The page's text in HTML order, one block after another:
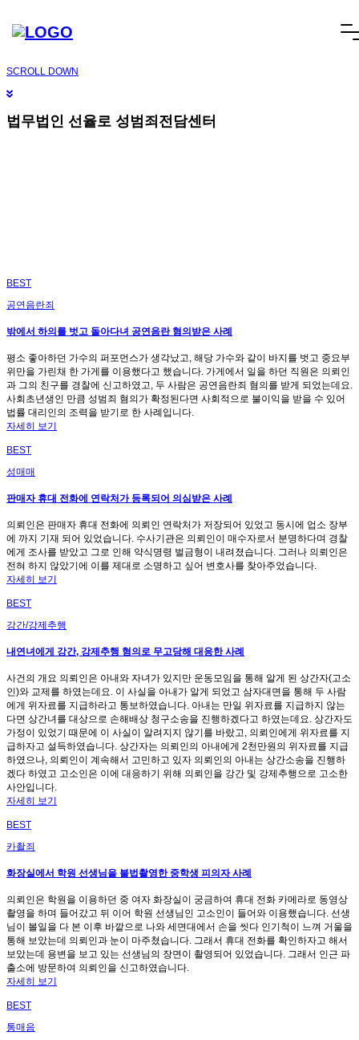
오늘 그만 볼래요
메
건
너
뛰
SCROLL DOWN
법무법인 선율로 성범죄전담센터
BEST
공연음란죄
밖에서 하의를 벗고 돌아다녀 공연음란 혐의받은 사례
평소 좋아하던 가수의 퍼포먼스가 생각났고, 해당 가수와 같이 바지를 벗고 중요부
위만을 가린채 한 가게를 이용했다고 했습니다. 가게에서 일을 하던 직원은 의뢰인
과 그의 친구를 경찰에 신고하였고, 두 사람은 공연음란죄 혐의를 받게 되었는데요.
사회초년생인 만큼 성범죄 혐의가 확정된다면 사회적으로 불이익을 받을 수 있어
법률 대리인의 조력을 받기로 한 사례입니다.
자세히 보기
BEST
성매매
판매자 휴대 전화에 연락처가 등록되어 의심받은 사례
의뢰인은 판매자 휴대 전화에 의뢰인 연락처가 저장되어 있었고 동시에 업소 장부
에 까지 기재 되어 있었습니다. 수사기관은 의뢰인이 매수자로서 분명하다며 경찰
에게 조사를 받았고 그로 인해 약식명령 벌금형이 내려졌습니다. 그러나 의뢰인은
전혀 하지 않았기에 이를 제대로 소명하고 싶어 변호사를 찾아주었습니다.
자세히 보기
BEST
강간/강제추행
내연녀에게 강간, 강제추행 혐의로 무고당해 대응한 사례
사건의 개요 의뢰인은 아내와 자녀가 있지만 운동모임을 통해 알게 된 상간자(고소
인)와 교제를 하였는데요. 이 사실을 아내가 알게 되었고 삼자대면을 통해 두 사람
에게 위자료를 지급하라고 통보하였습니다. 아내는 만일 위자료를 지급하지 않는
다면 상간녀를 대상으로 손해배상 청구소송을 진행하겠다고 하였는데요. 상간자도
가정이 있었기 때문에 이 사실이 알려지지 않기를 바랐고, 의뢰인에게 위자료를 지
급하자고 설득하였습니다. 상간자는 의뢰인의 아내에게 2천만원의 위자료를 지급
하였으나, 의뢰인이 계속해서 고민하고 있자 의뢰인의 아내는 상간소송을 진행하
겠다 하였고 고소인은 이에 대응하기 위해 의뢰인을 강간 및 강제추행으로 고소한
사안입니다.
자세히 보기
BEST
카촬죄
화장실에서 학원 선생님을 불법촬영한 중학생 피의자 사례
의뢰인은 학원을 이용하던 중 여자 화장실이 궁금하여 휴대 전화 카메라로 동영상
촬영을 하며 들어갔고 뒤 이어 학원 선생님인 고소인이 들어와 이용했습니다. 선생
님이 볼일을 다 본 이후 바깥으로 나와 세면대에서 손을 씻다 인기척이 느껴 거울을
통해 보았는데 의뢰인과 눈이 마주쳤습니다. 그래서 휴대 전화를 확인하자고 해서
보았는데 용변을 보고 있는 선생님의 장면이 촬영되어 있었습니다. 그래서 인근 파
출소에 방문하여 의뢰인을 신고하였습니다.
자세히 보기
BEST
통매음